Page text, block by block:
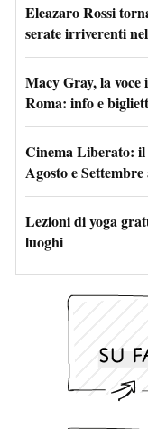
Eleazaro Rossi
serate irriverenti
Macy Gray, la
Roma: info e
Cinema Liberato:
Agosto e
Lezioni di yoga
luoghi